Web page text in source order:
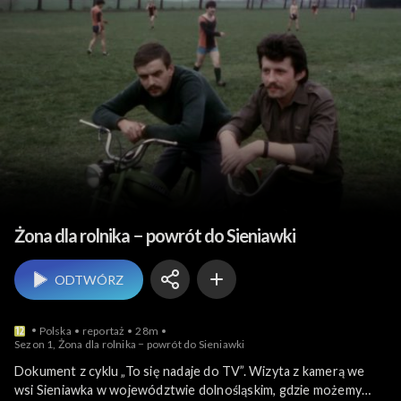
Społeczeństwo
Żona dla rolnika − powrót do Sieniawki
ODTWÓRZ
Polska reportaż
28m
Sezon 1, Żona dla rolnika − powrót do Sieniawki
Dokument z cyklu „To się nadaje do TV”. Wizyta z kamerą we
wsi Sieniawka w województwie dolnośląskim, gdzie możemy